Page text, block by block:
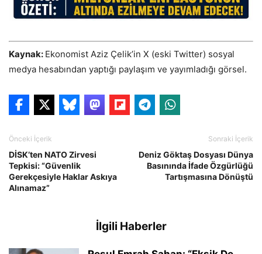
Kaynak: Ekonomist Aziz Çelik’in X (eski Twitter) sosyal
medya hesabından yaptığı paylaşım ve yayımladığı görsel.
Önceki İçerik
DİSK’ten NATO Zirvesi
Tepkisi: “Güvenlik
Gerekçesiyle Haklar Askıya
Alınamaz”
Sonraki İçerik
Deniz Göktaş Dosyası Dünya
Basınında İfade Özgürlüğü
Tartışmasına Dönüştü
İlgili Haberler